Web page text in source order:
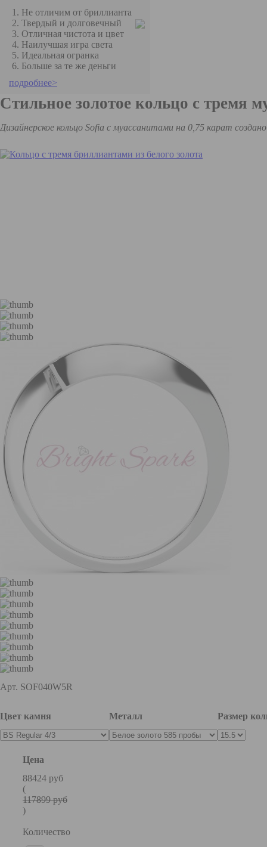
Не отличим от бриллианта
Твердый и долговечный
Отличная чистота и цвет
Наилучшая игра света
Идеальная огранка
Больше за те же деньги
подробнее>
Стильное золотое кольцо с тремя
Дизайнерское кольцо Sofia с муассанитами на 0,75 карат
Арт. SOF040W5R
Цвет камня Металл Размер
Цена
88424 руб
(
117899 руб
)
Количество